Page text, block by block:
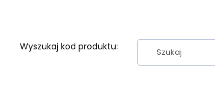
Wyszukaj kod produktu: